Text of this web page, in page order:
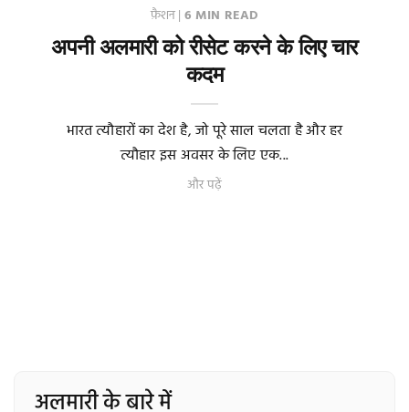
फ़ैशन| 6 MIN READ
अपनी अलमारी को रीसेट करने के लिए चार
कदम
भारत त्यौहारों का देश है, जो पूरे साल चलता है और हर
त्यौहार इस अवसर के लिए एक...
और पढ़ें
अलमारी के बारे में